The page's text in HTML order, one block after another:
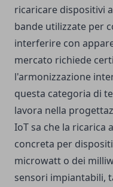
ricaricare dispositivi
bande utilizzate per
interferire con
mercato richiede
l'armonizzazione
questa categoria di
lavora nella
IoT sa che la ricarica
concreta per
microwatt o dei
sensori impiantabili,